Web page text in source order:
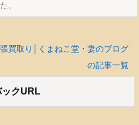
。
買取り│くまねこ堂・妻のブログ
の記事一覧
ックURL